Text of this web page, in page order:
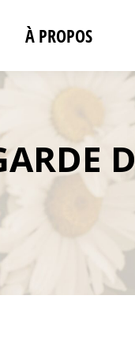
À PROPOS